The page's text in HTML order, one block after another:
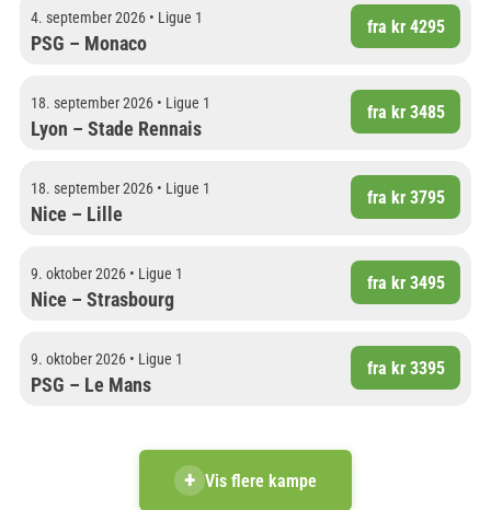
4. september 2026 • Ligue 1
PSG – Monaco
fra kr 4295
18. september 2026 • Ligue 1
Lyon – Stade Rennais
fra kr 3485
18. september 2026 • Ligue 1
Nice – Lille
fra kr 3795
9. oktober 2026 • Ligue 1
Nice – Strasbourg
fra kr 3495
9. oktober 2026 • Ligue 1
PSG – Le Mans
fra kr 3395
+ Vis flere kampe